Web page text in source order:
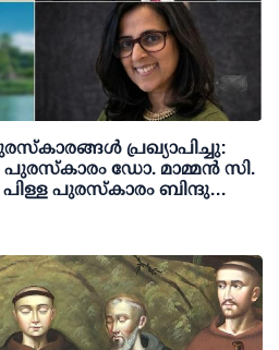
പ്രഖ്യാപിച്ചു:
ഡോ. മാമ്മന്‍ സി.
പിള്ള പുരസ്‌കാരം ബിന്ദു